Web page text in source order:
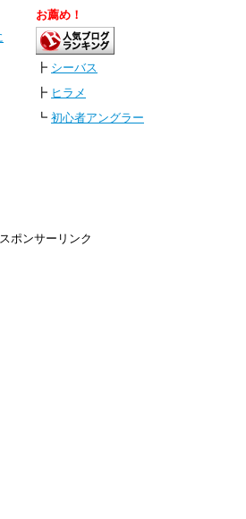
お薦め！
┣ シーバス
┣ ヒラメ
┗ 初心者アングラー
スポンサーリンク